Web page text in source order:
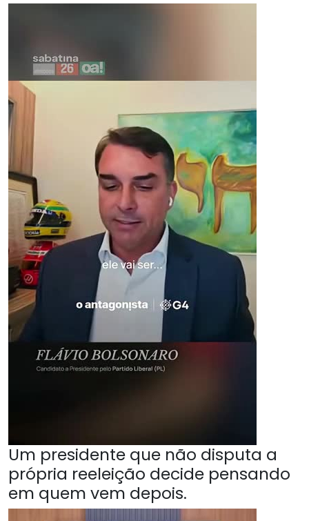
Um presidente que não disputa a
própria reeleição decide pensando
em quem vem depois.